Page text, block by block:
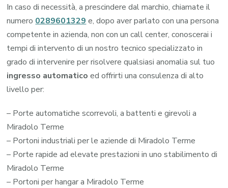
In caso di necessità, a prescindere dal marchio, chiamate il
numero 0289601329 e, dopo aver parlato con una persona
competente in azienda, non con un call center, conoscerai i
tempi di intervento di un nostro tecnico specializzato in
grado di intervenire per risolvere qualsiasi anomalia sul tuo
ingresso automatico ed offrirti una consulenza di alto
livello per:
– Porte automatiche scorrevoli, a battenti e girevoli a
Miradolo Terme
– Portoni industriali per le aziende di Miradolo Terme
– Porte rapide ad elevate prestazioni in uno stabilimento di
Miradolo Terme
– Portoni per hangar a Miradolo Terme